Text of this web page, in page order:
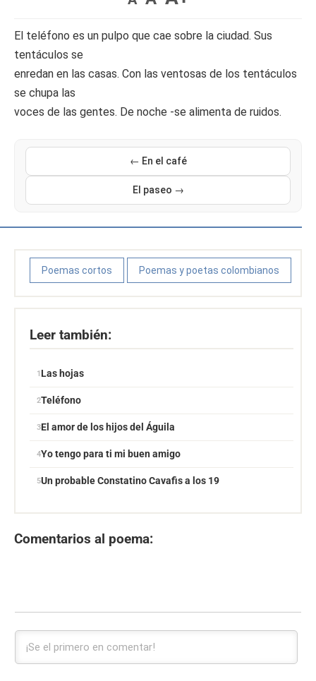
El teléfono es un pulpo que cae sobre la ciudad. Sus
tentáculos se
enredan en las casas. Con las ventosas de los tentáculos
se chupa las
voces de las gentes. De noche -se alimenta de ruidos.
← En el café
El paseo →
Poemas cortos Poemas y poetas colombianos
Leer también:
Las hojas
Teléfono
El amor de los hijos del Águila
Yo tengo para ti mi buen amigo
Un probable Constatino Cavafis a los 19
Comentarios al poema: